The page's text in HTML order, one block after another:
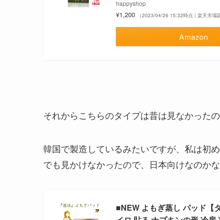
happyshop
¥1,200 （2023/04/26 15:32時点 | 楽天市場
Amazon
それからこちらのタイプは昔は見なかった
韓国で製造しているみたいですが、私は初
でも見かけなかったので、日本向けなのか
■NEW よもぎ蒸し パッド